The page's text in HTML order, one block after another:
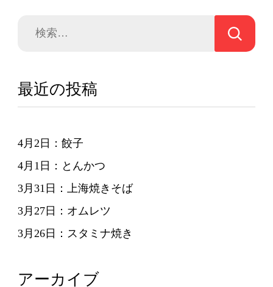
最近の投稿
4月2日：餃子
4月1日：とんかつ
3月31日：上海焼きそば
3月27日：オムレツ
3月26日：スタミナ焼き
アーカイブ